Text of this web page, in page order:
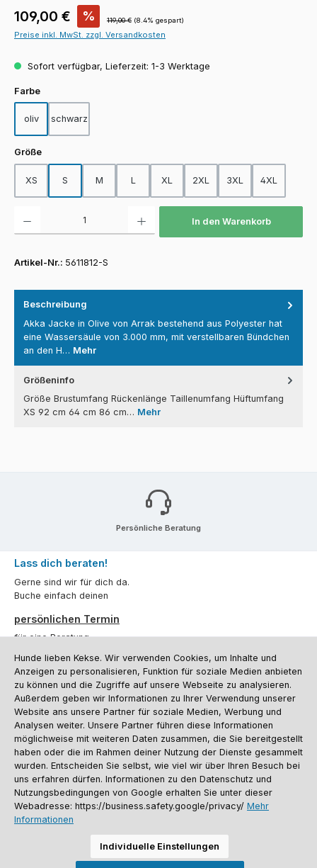
Verkaufspreis:
109,00 € % Regulärer Preis:
119,00 € (8.4% gespart)
Preise inkl. MwSt. zzgl. Versandkosten
Sofort verfügbar, Lieferzeit: 1-3 Werktage
Farbeauswählen
oliv schwarz
Größeauswählen
XS S M L XL 2XL 3XL 4XL
In den Warenkorb
Artikel-Nr.: 5611812-S
Beschreibung
Akka Jacke in Olive von Arrak bestehend aus Polyester hat
eine Wassersäule von 3.000 mm, mit verstellbaren Bündchen
an den H… Mehr
Größeninfo
Größe Brustumfang Rückenlänge Taillenumfang Hüftumfang
XS 92 cm 64 cm 86 cm… Mehr
Persönliche Beratung
Lass dich beraten!
Gerne sind wir für dich da.
Buche einfach deinen
persönlichen Termin
für eine Beratung.
Oder über unserKontaktformular.
Vertrag widerrufen
Kundenservice
Informationen
Social Media und Kontakt
Versandinformationen
Batterieentsorgung
Warenrücksendung Sporthund Katalog
Alle Preise inkl. gesetzl. Mehrwertsteuer zzgl.Versandkosten
Hunde lieben Kekse. Wir verwenden Cookies, um Inhalte und
Anzeigen zu personalisieren, Funktion für soziale Medien anbieten
zu können und die Zugriffe auf unsere Webseite zu analysieren.
Außerdem geben wir Informationen zu Ihrer Verwendung unserer
Website ans unsere Partner für soziale Medien, Werbung und
Analysen weiter. Unsere Partner führen diese Informationen
möglichweise mit weiteren Daten zusammen, die Sie bereitgestellt
haben oder die im Rahmen deiner Nutzung der Dienste gesammelt
wurden. Entscheiden Sie selbst, wie viel wir über Ihren Besuch bei
uns erfahren dürfen. Informationen zu den Datenschutz und
Nutzungsbedingungen von Google erhalten Sie unter dieser
Webadresse: https://business.safety.google/privacy/ Mehr
Informationen
Individuelle Einstellungen